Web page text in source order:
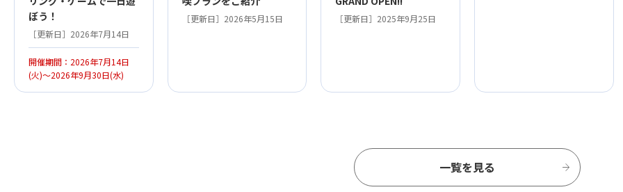
ぼう！
［更新日］2026年7月14日
開催期間：2026年7月14日
(火)～2026年9月30日(水)
［更新日］2026年5月15日 ［更新日］2025年9月25日
一覧を見る